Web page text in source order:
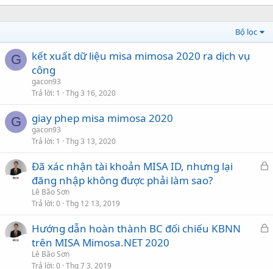
Bộ lọc
G
kết xuất dữ liệu misa mimosa 2020 ra dịch vụ
công
gacon93
Trả lời 1 Thg 3 16, 2020
G giay phep misa mimosa 2020
gacon93
Trả lời 1 Thg 3 13, 2020
a
Đã xác nhận tài khoản MISA ID, nhưng lại
đăng nhập không được phải làm sao?
Lê Bão Sơn
Trả lời 0 Thg 12 13, 2019
Hướng dẫn hoàn thành BC đối chiếu KBNN
trên MISA Mimosa.NET 2020
Lê Bão Sơn
Trả lời 0 Thg 7 3, 2019